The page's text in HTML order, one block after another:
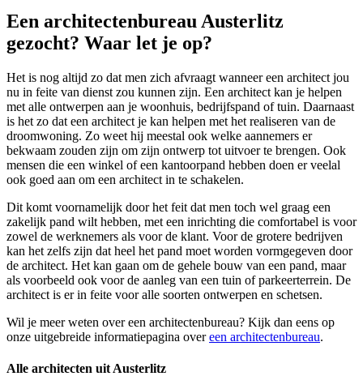
Een architectenbureau Austerlitz
gezocht? Waar let je op?
Het is nog altijd zo dat men zich afvraagt wanneer een architect jou
nu in feite van dienst zou kunnen zijn. Een architect kan je helpen
met alle ontwerpen aan je woonhuis, bedrijfspand of tuin. Daarnaast
is het zo dat een architect je kan helpen met het realiseren van de
droomwoning. Zo weet hij meestal ook welke aannemers er
bekwaam zouden zijn om zijn ontwerp tot uitvoer te brengen. Ook
mensen die een winkel of een kantoorpand hebben doen er veelal
ook goed aan om een architect in te schakelen.
Dit komt voornamelijk door het feit dat men toch wel graag een
zakelijk pand wilt hebben, met een inrichting die comfortabel is voor
zowel de werknemers als voor de klant. Voor de grotere bedrijven
kan het zelfs zijn dat heel het pand moet worden vormgegeven door
de architect. Het kan gaan om de gehele bouw van een pand, maar
als voorbeeld ook voor de aanleg van een tuin of parkeerterrein. De
architect is er in feite voor alle soorten ontwerpen en schetsen.
Wil je meer weten over een architectenbureau? Kijk dan eens op
onze uitgebreide informatiepagina overeen architectenbureau.
Alle architecten uit Austerlitz